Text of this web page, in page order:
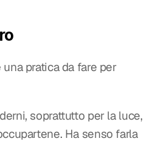
una pratica da fare per
soprattutto per la luce,
Ha senso farla